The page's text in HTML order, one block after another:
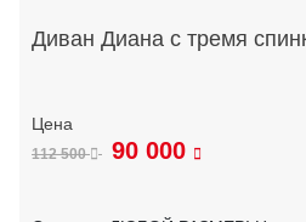
Диван Диана с тремя
112 500 90 000